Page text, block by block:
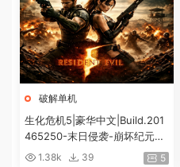
破解单机
生化危机5|豪华中文|Build.201
465250-末日侵袭-崩坏纪元
+预购特典+全DLC-解锁全内
1.38k 39 5